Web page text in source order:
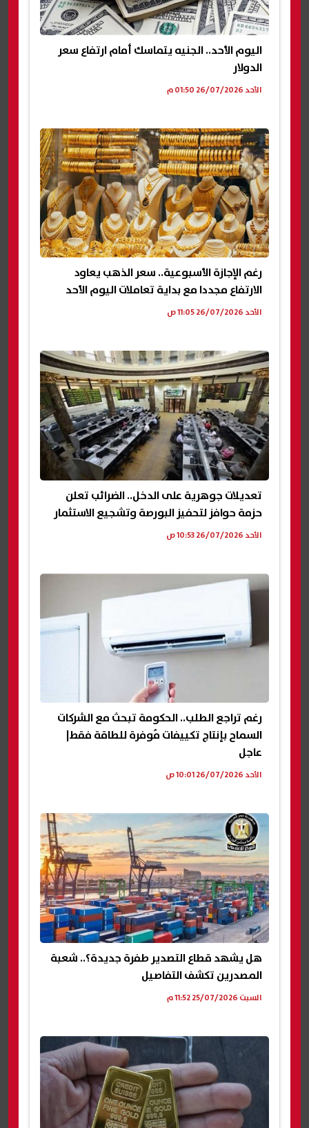
اليوم الأحد.. الجنيه يتماسك أمام ارتفاع سعر
الدولار
الأحد 26/07/2026 01:50 م
رغم الإجازة الأسبوعية.. سعر الذهب يعاود
الارتفاع مجددا مع بداية تعاملات اليوم الأحد
الأحد 26/07/2026 11:05 ص
تعديلات جوهرية على الدخل.. الضرائب تعلن
حزمة حوافز لتحفيز البورصة وتشجيع الاستثمار
الأحد 26/07/2026 10:53 ص
رغم تراجع الطلب.. الحكومة تبحث مع الشركات
السماح بإنتاج تكييفات مُوفرة للطاقة فقط|
عاجل
الأحد 26/07/2026 10:01 ص
هل يشهد قطاع التصدير طفرة جديدة؟.. شعبة
المصدرين تكشف التفاصيل
السبت 25/07/2026 11:52 م